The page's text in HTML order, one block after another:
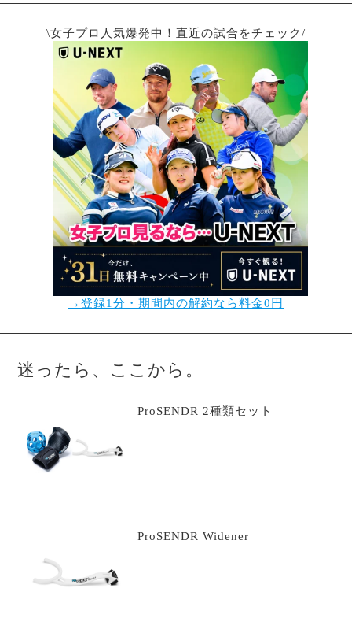
\女子プロ人気爆発中！直近の試合をチェック/
→登録1分・期間内の解約なら料金0円
迷ったら、ここから。
ProSENDR 2種類セット
ProSENDR Widener